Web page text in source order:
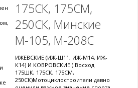
175СК, 175СМ,
250СК, Минские
М-105, М-208С
ИЖЕВСКИЕ (ИЖ-Ш11, ИЖ-М14, ИЖ-
К14) И КОВРОВСКИЕ ( Восход
175ШК, 175СК, 175СМ,
250СК)Мотоциклостроители давно